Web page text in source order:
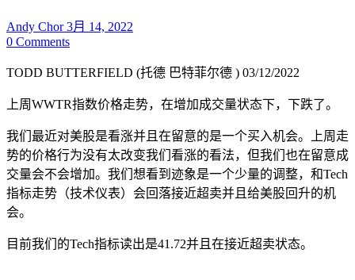
Andy Chor3月 14, 2022
0 Comments
TODD BUTTERFIELD (托德 巴特菲尔德 ) 03/12/2022
上周WWTR指数价格走势，在增加成交量状态下，下跌了。
我们最近对美股是看涨并且在留意的是一个买入机会。上周走
势的价格行为没有太改变我们看涨的看法，但我们也在留意成
交量会不会增加。我们想看到迹象是一个少量的调整，和Tech
指标走势（技术仪表）会回落接近超卖并且给美股回升的机
会。
目前我们的Tech指标读出是41.72并且在接近超卖状态。